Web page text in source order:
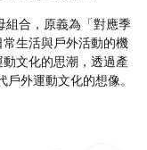
組合，原義為「對應季
生活與戶外活動的機
文化的思潮，透過產
外運動文化的想像。